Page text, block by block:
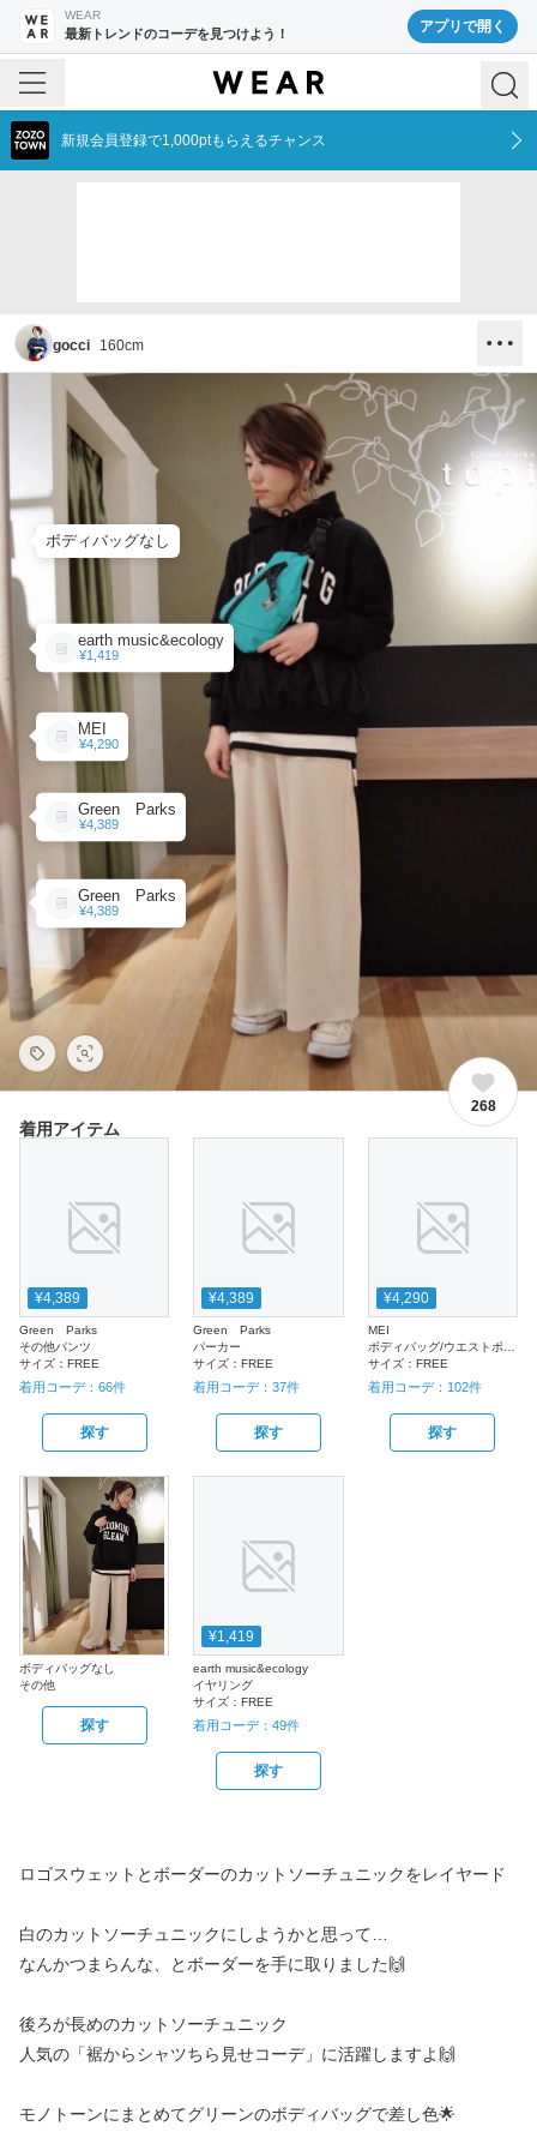
WEAR
最新トレンドのコーデを見つけよう！ アプリで開く
新規会員登録で1,000ptもらえるチャンス
gocci 160cm
Green Parks
¥4,389
Green Parks
¥4,389
MEI
¥4,290
ボディバッグなし
earth music&ecology
¥1,419
268
着用アイテム
¥4,389
Green Parks
その他パンツ
サイズ： FREE
着用コーデ： 66件
探す
¥4,389
Green Parks
パーカー
サイズ：FREE
着用コーデ：37件
探す
¥4,290
MEI
サイズ： FREE
着用コーデ： 102件
探す
ボディバッグなし
その他
探す
¥1,419
earth music&ecology
イヤリング
サイズ：FREE
着用コーデ：49件
探す
ロゴスウェットとボーダーのカットソーチュニックをレイヤード
白のカットソーチュニックにしようかと思って…
なんかつまらんな、とボーダーを手に取りました🙌
後ろが長めのカットソーチュニック
人気の「裾からシャツちら見せコーデ」に活躍しますよ🙌
モノトーンにまとめてグリーンのボディバッグで差し色🌟